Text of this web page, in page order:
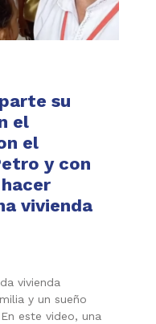
su
el
el
y con
vivienda
vivienda
y un sueño
este video, una